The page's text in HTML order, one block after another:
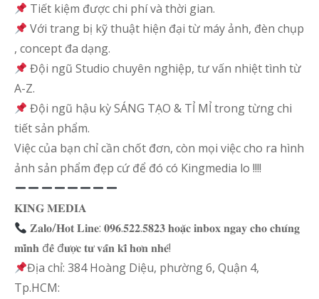
Tiết kiệm được chi phí và thời gian.
Với trang bị kỹ thuật hiện đại từ máy ảnh, đèn chụp
, concept đa dạng.
Đội ngũ Studio chuyên nghiệp, tư vấn nhiệt tình từ
A-Z.
Đội ngũ hậu kỳ SÁNG TẠO & TỈ MỈ trong từng chi
tiết sản phẩm.
Việc của bạn chỉ cần chốt đơn, còn mọi việc cho ra hình
ảnh sản phẩm đẹp cứ để đó có Kingmedia lo !!!!
𝐊𝐈𝐍𝐆 𝐌𝐄𝐃𝐈𝐀
𝐙𝐚𝐥𝐨/𝐇𝐨𝐭 𝐋𝐢𝐧𝐞: 𝟎𝟗𝟔.𝟓𝟐𝟐.𝟓𝟖𝟐𝟑 𝐡𝐨𝐚̣̆𝐜 𝐢𝐧𝐛𝐨𝐱 𝐧𝐠𝐚𝐲 𝐜𝐡𝐨 𝐜𝐡𝐮́𝐧𝐠
𝐦𝐢̀𝐧𝐡 đ𝐞̂̉ đ𝐮̛𝐨̛̣𝐜 𝐭𝐮̛ 𝐯𝐚̂́𝐧 𝐤𝐢̃ 𝐡𝐨̛𝐧 𝐧𝐡𝐞́!
Địa chỉ: 384 Hoàng Diệu, phường 6, Quận 4,
Tp.HCM: